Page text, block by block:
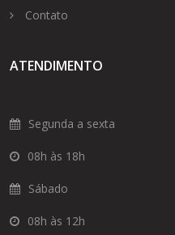
Contato
ATENDIMENTO
Segunda a sexta
08h às 18h
Sábado
08h às 12h